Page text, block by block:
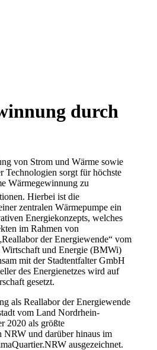
durch
von Strom und Wärme sowie
Technologien sorgt für höchste
Wärmegewinnung zu
Hierbei ist die
zentralen Wärmepumpe ein
Energiekonzepts, welches
im Rahmen von
der Energiewende“ vom
und Energie (BMWi)
mit der Stadtentfalter GmbH
des Energienetzes wird auf
gesetzt.
als Reallabor der Energiewende
vom Land Nordrhein-
2020 als größte
NRW und darüber hinaus im
ausgezeichnet.